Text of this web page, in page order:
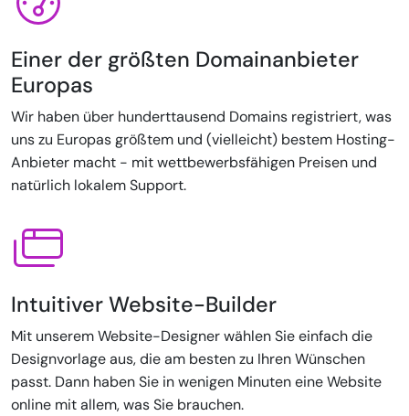
Einer der größten Domainanbieter
Europas
Wir haben über hunderttausend Domains registriert, was
uns zu Europas größtem und (vielleicht) bestem Hosting-
Anbieter macht - mit wettbewerbsfähigen Preisen und
natürlich lokalem Support.
Intuitiver Website-Builder
Mit unserem Website-Designer wählen Sie einfach die
Designvorlage aus, die am besten zu Ihren Wünschen
passt. Dann haben Sie in wenigen Minuten eine Website
online mit allem, was Sie brauchen.